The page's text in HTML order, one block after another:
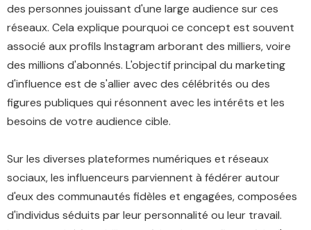
des personnes jouissant d'une large audience sur ces
réseaux. Cela explique pourquoi ce concept est souvent
associé aux profils Instagram arborant des milliers, voire
des millions d'abonnés. L'objectif principal du marketing
d'influence est de s'allier avec des célébrités ou des
figures publiques qui résonnent avec les intérêts et les
besoins de votre audience cible.
Sur les diverses plateformes numériques et réseaux
sociaux, les influenceurs parviennent à fédérer autour
d'eux des communautés fidèles et engagées, composées
d'individus séduits par leur personnalité ou leur travail.